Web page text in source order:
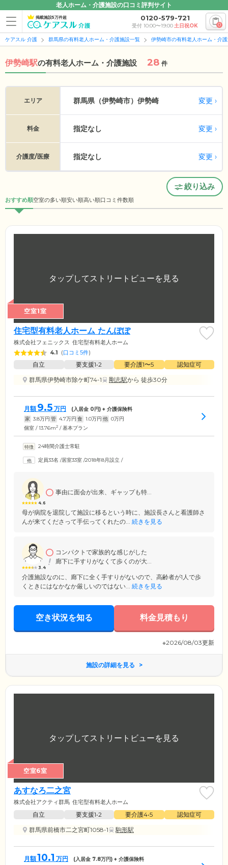
老人ホーム・介護施設の口コミ評判サイト
掲載施設5万件超 0120-579-721
受付 10:00〜19:00土日祝OK 0
ケアスル 介護 群馬県の有料老人ホーム・介護施設一覧 伊勢崎市の有料老人ホーム・介
伊勢崎駅の有料老人ホーム・介護施設 28 件
エリア 群馬県（伊勢崎市） 伊勢崎 変更
料金 指定なし 変更
介護度/医療 指定なし 変更
絞り込み
おすすめ順空室の多い順安い順高い順口コミ件数順
空室1室
住宅型有料老人ホーム たんぽぽ
株式会社フェニックス 住宅型有料老人ホーム
4.1 (口コミ5件)
自立 要支援1•2 要介護1〜5
認知症可
群馬県伊勢崎市除ケ町74-1
剛志駅から 徒歩30分
月額 9.5 万円 (入居金 0円) + 介護保険料
家 3.8万円 管 4.7万円 食 1.0万円 他 0万円
個室 / 13.76m2 / 基本プラン
24時間介護士常駐
定員33名 /居室33室 /2018年8月設立 /
4.6
事由に面会が出来、ギャップも特...
母が病院を退院して施設に移るという時に、施設長さんと看護師さ
んが来てくださって手伝ってくれたの... 続きを見る
3.4
コンパクトで家族的な感じがした
廊下に手すりがなくて歩くのが大...
介護施設なのに、廊下に全く手すりがないので、高齢者が1人で歩
くときにはなかなか厳しいのではない... 続きを見る
空き状況を知る 料金見積もり
※2026/08/03更新
施設の詳細を見る
空室6室
あすなろ二之宮
株式会社アクティ群馬 住宅型有料老人ホーム
自立 要支援1•2 要介護4•5
認知症可
群馬県前橋市二之宮町1058-1
駒形駅
月額10.1 万円 (入居金 7.8万円) + 介護保険料